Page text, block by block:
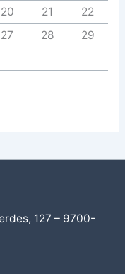
20 21
22
27 28
29
127 – 9700-